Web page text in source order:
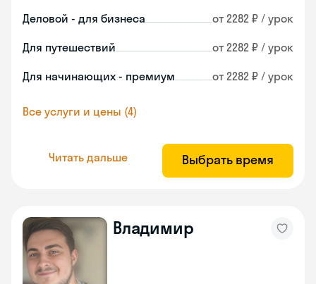
Деловой - для бизнеса от 2282 ₽ / урок
Для путешествий от 2282 ₽ / урок
Для начинающих - премиум от 2282 ₽ / урок
Все услуги и цены (4)
Читать дальше Выбрать время
Владимир